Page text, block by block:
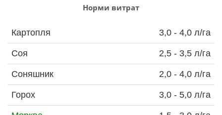
Норми витрат
Картопля 3,0 - 4,0 л/га
Соя 2,5 - 3,5 л/га
Соняшник 2,0 - 4,0 л/га
Горох 3,0 - 5,0 л/га